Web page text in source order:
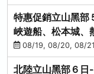
特惠促銷立山黑部
峽遊船、松本城、
08/19, 08/20, 08/
北陸立山黑部６日